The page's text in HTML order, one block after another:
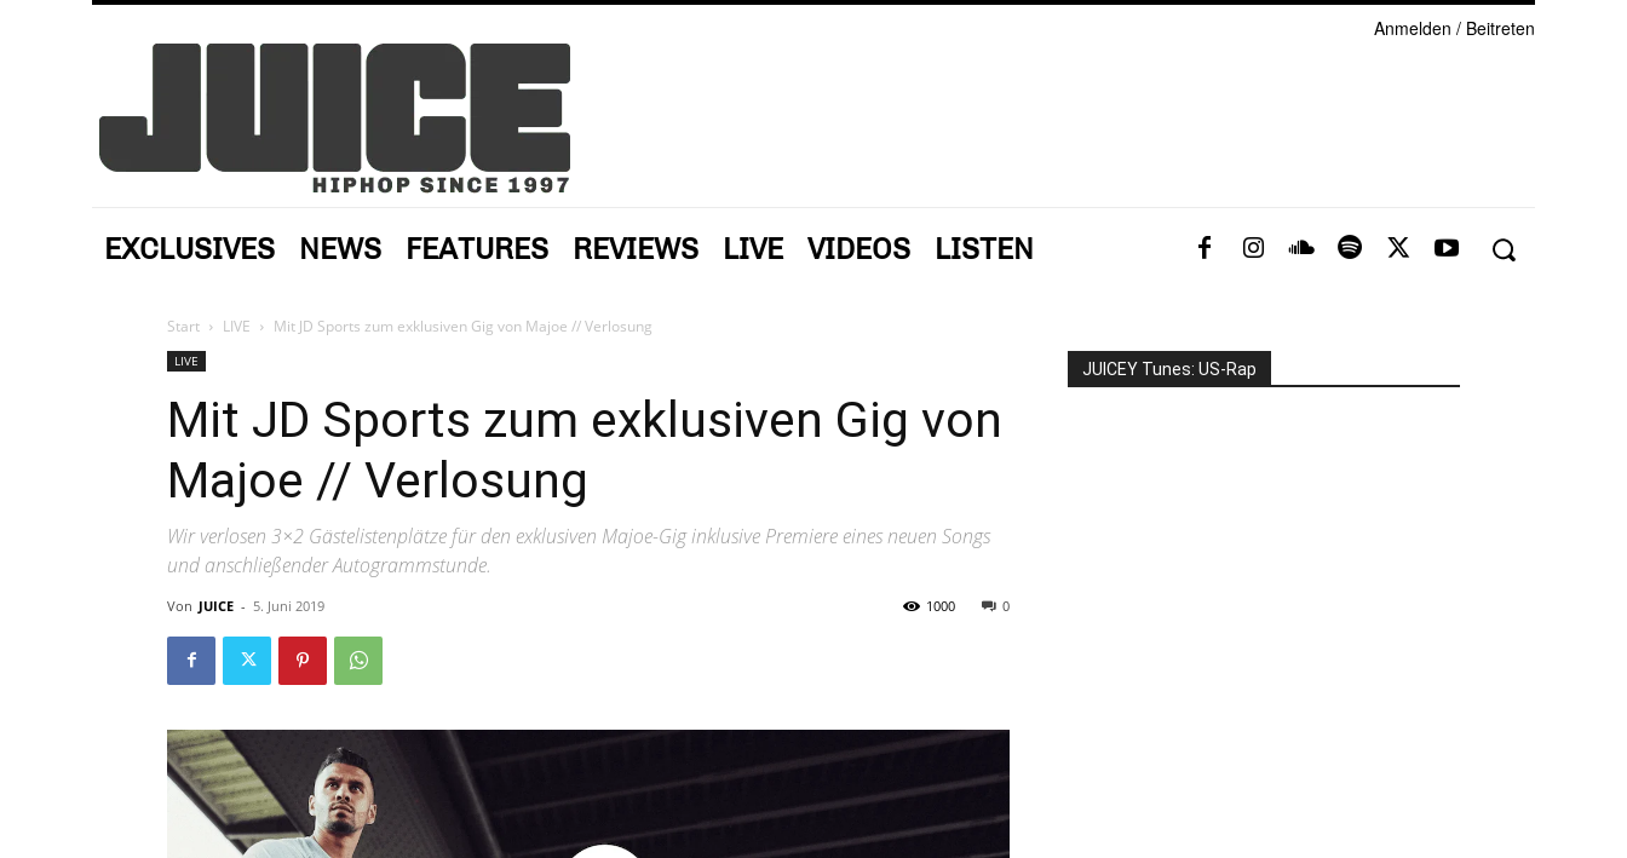
Anmelden / Beitreten
EXCLUSIVES NEWS FEATURES REVIEWS LIVE VIDEOS LISTEN
Start LIVE Mit JD Sports zum exklusiven Gig von Majoe // Verlosung
LIVE
Mit JD Sports zum exklusiven Gig von
Majoe // Verlosung
Wir verlosen 3×2 Gästelistenplätze für den exklusiven Majoe-Gig inklusive Premiere eines neuen Songs
und anschließender Autogrammstunde.
Von JUICE - 5. Juni 2019 0
1000
JUICEY Tunes: US-Rap